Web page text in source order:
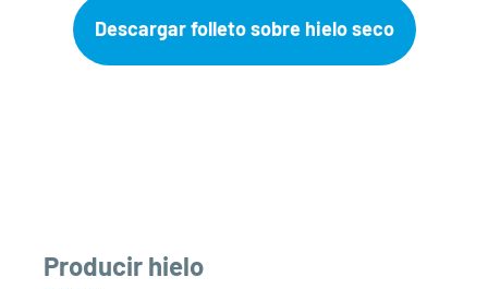
Descargar folleto sobre hielo seco
Producir hielo